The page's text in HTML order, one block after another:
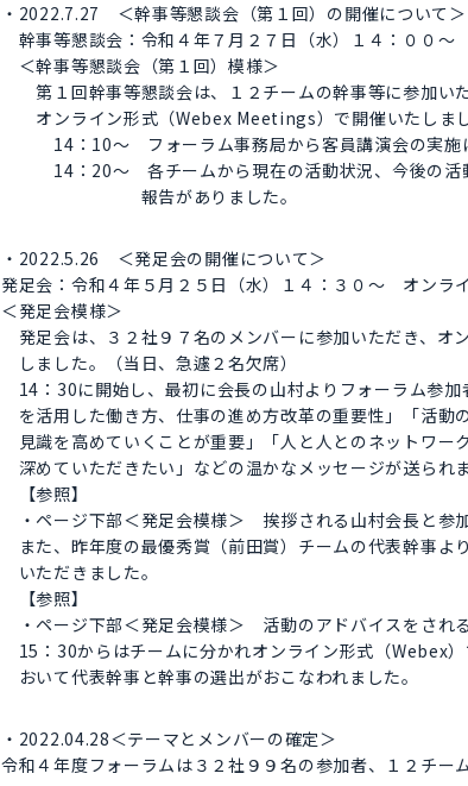
・2022.7.27 ＜幹事等懇談会（第１回）の開催について＞
幹事等懇談会：令和４年７月２７日（水）１４：００
＜幹事等懇談会（第１回）模様＞
第１回幹事等懇談会は、１２チームの幹事等に参加い
オンライン形式（Webex Meetings）で開催いたしまし
14：10～ フォーラム事務局から客員講演会の実施に
14：20～ 各チームから現在の活動状況、今後の活動
報告がありました。
・2022.5.26 ＜発足会の開催について＞
発足会：令和４年５月２５日（水）１４：３０～ オンラ
＜発足会模様＞
発足会は、３２社９７名のメンバーに参加いただき、
しました。（当日、急遽２名欠席）
14：30に開始し、最初に会長の山村よりフォーラム参
を活用した働き方、仕事の進め方改革の重要性」「活動
見識を高めていくことが重要」「人と人とのネットワー
深めていただきたい」などの温かなメッセージが送られま
【参照】
・ページ下部＜発足会模様＞ 挨拶される山村会長と参
また、昨年度の最優秀賞（前田賞）チームの代表幹事よ
いただきました。
【参照】
・ページ下部＜発足会模様＞ 活動のアドバイスをされ
15：30からはチームに分かれオンライン形式（Webex
おいて代表幹事と幹事の選出がおこなわれました。
・2022.04.28＜テーマとメンバーの確定＞
令和４年度フォーラムは３２社９９名の参加者、１２チー